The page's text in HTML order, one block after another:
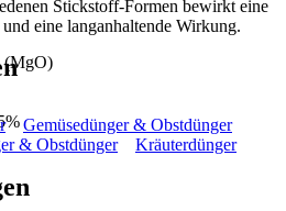
(MgO)
Stickstoff-Formen bewirkt eine
eine langanhaltende Wirkung.
Gemüsedünger & Obstdünger
& Obstdünger Kräuterdünger